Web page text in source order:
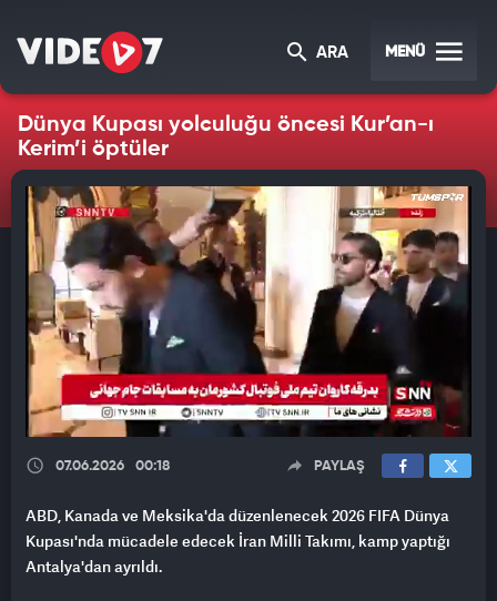
ARA MENÜ
Dünya Kupası yolculuğu öncesi Kur’an-ı
Kerim’i öptüler
07.06.2026 00:18 PAYLAŞ
ABD, Kanada ve Meksika'da düzenlenecek 2026 FIFA Dünya
Kupası'nda mücadele edecek İran Milli Takımı, kamp yaptığı
Antalya'dan ayrıldı.